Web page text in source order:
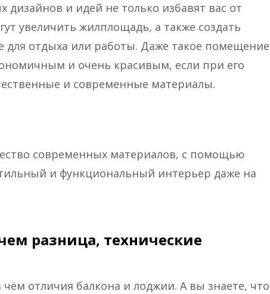
дизайнов и идей не только избавят вас от
увеличить жилплощадь, а также создать
отдыха или работы. Даже такое помещение
и очень красивым, если при его
и современные материалы.
современных материалов, с помощью
и функциональный интерьер даже на
разница, технические
отличия балкона и лоджии. А вы знаете, что